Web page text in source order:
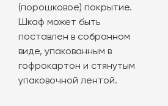
(порошковое) покрытие.
Шкаф может быть
поставлен в собранном
виде, упакованным в
гофрокартон и стянутым
упаковочной лентой.